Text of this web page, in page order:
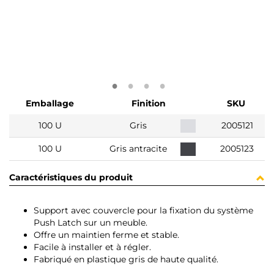
Emballage Finition
SKU
100 U
Gris 2005121
100 U Gris antracite 2005123
Caractéristiques du produit
Support avec couvercle pour la fixation du système
Push Latch sur un meuble.
Offre un maintien ferme et stable.
Facile à installer et à régler.
Fabriqué en plastique gris de haute qualité.